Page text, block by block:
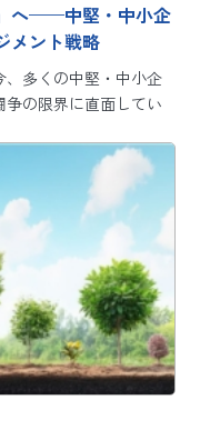
へ——中堅・中小企
メント戦略
多くの中堅・中小企
の限界に直面してい